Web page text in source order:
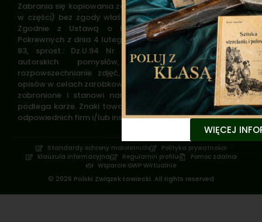
Zabrania się kopiowania zdjęć oraz opisów (w całości lub
w części) bez zgody właściciela i administratora strony.
Zgodnie z Ustawą o Prawie Autorskim i Prawach
Pokrewnych z dnia 4 lutego 1994 roku (Dz.U.94 Nr 24 poz.
83, sprost.: Dz.U.94 Nr 43 poz.170) wykorzystywanie
autorskich pomysłów, rozwiązań, kopiowanie,
rozpowszechnianie zdjęć, fragmentów grafiki, tekstów
opisów w celach zarobkowych, bez zezwolenia autora jest
zabronione i stanowi naruszenie praw autorskich oraz
podlega karze. Znaki towarowe i graficzne są własnością
odpowiednich firm i/lub instytucji.
© 2026 Polski Związek Łowiecki. All rights reserved
Standardy ochrony małoletnich
Polityka prywatności
Klauzula informacyjna
Regulamin profilu
Pomoc zdalna
Wsparcie GWP Wirtualnie
WIĘCEJ